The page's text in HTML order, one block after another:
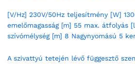
[V/Hz] 230V/50Hz teljesítmény [W]
emelőmagasság [m] 55 max. átfolyás
szívómélység [m] 8 Nagynyomású 5
A szivattyú tetején lévő függesztő